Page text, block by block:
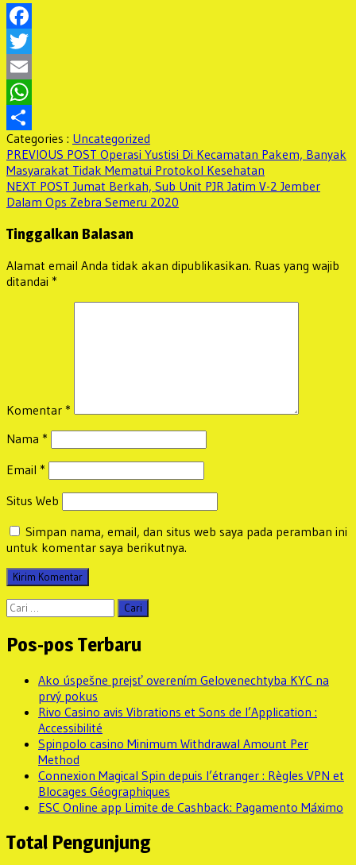
Facebook
Twitter
Email
WhatsApp
Share
Categories : Uncategorized
Navigasi
pos
PREVIOUS POST Previous
post:
Operasi Yustisi Di Kecamatan Pakem, Banyak
Masyarakat Tidak Mematui Protokol Kesehatan
NEXT POST Next
post:
Jumat Berkah, Sub Unit PJR Jatim V-2 Jember
Dalam Ops Zebra Semeru 2020
Tinggalkan Balasan
Alamat email Anda tidak akan dipublikasikan. Ruas yang wajib
ditandai *
Komentar *
Nama *
Email *
Situs Web
Simpan nama, email, dan situs web saya pada peramban ini
untuk komentar saya berikutnya.
Cari
untuk:
Pos-pos Terbaru
Ako úspešne prejsť overením Gelovenechtyba KYC na
prvý pokus
Rivo Casino avis Vibrations et Sons de l’Application :
Accessibilité
Spinpolo casino Minimum Withdrawal Amount Per
Method
Connexion Magical Spin depuis l’étranger : Règles VPN et
Blocages Géographiques
ESC Online app Limite de Cashback: Pagamento Máximo
Total Pengunjung